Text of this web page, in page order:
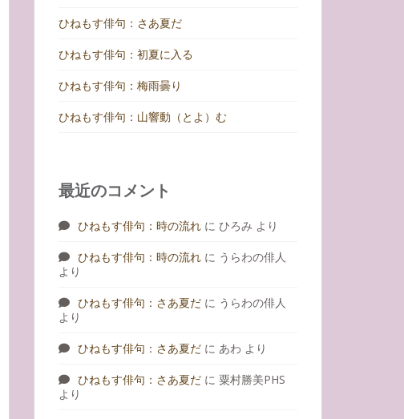
ひねもす俳句：さあ夏だ
ひねもす俳句：初夏に入る
ひねもす俳句：梅雨曇り
ひねもす俳句：山響動（とよ）む
最近のコメント
ひねもす俳句：時の流れ に ひろみ より
ひねもす俳句：時の流れ に うらわの俳人
より
ひねもす俳句：さあ夏だ に うらわの俳人
より
ひねもす俳句：さあ夏だ に あわ より
ひねもす俳句：さあ夏だ に 粟村勝美PHS
より